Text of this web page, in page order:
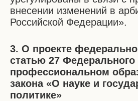
внесении изменений в
Российской Федерации».
3. О проекте
статью 27
профессиональном
закона «О науке и
политике»